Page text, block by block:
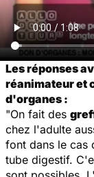
Les réponses
réanimateur et
d'organes :
"On fait des
chez l'adulte
font dans le cas
tube digestif.